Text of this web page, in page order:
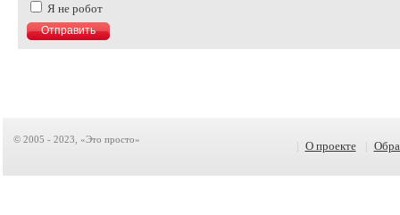
Я не робот
© 2005 - 2023, «Это просто» О проекте